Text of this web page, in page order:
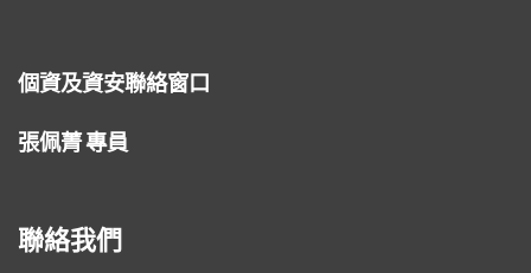
個資及資安聯絡窗口
張佩菁 專員
聯絡我們